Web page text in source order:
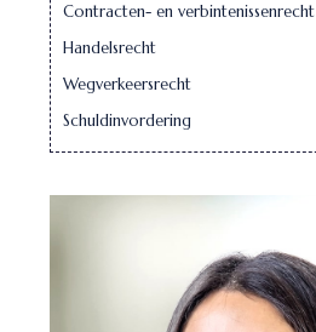
Contracten- en verbintenissenrecht
Handelsrecht
Wegverkeersrecht
Schuldinvordering